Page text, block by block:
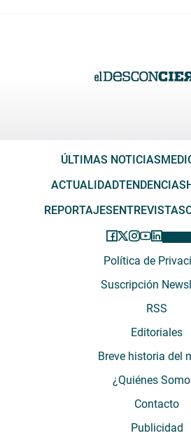
ÚLTIMAS NOTICIAS
ACTUALIDADTENDENCIAS
REPORTAJESENTREVISTAS
Política de
Suscripción
RSS
Editoriales
Breve historia del
¿Quiénes
Contacto
Publicidad